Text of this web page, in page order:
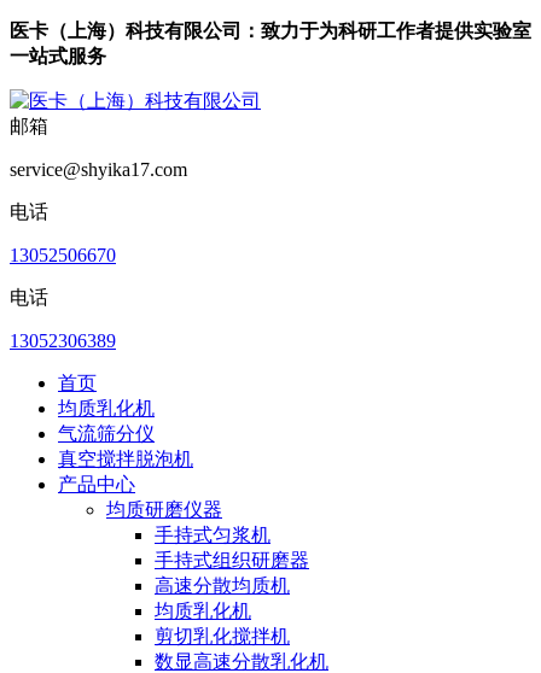
医卡（上海）科技有限公司：致力于为科研工作者提供实验室
一站式服务
邮箱
service@shyika17.com
电话
13052506670
电话
13052306389
首页
均质乳化机
气流筛分仪
真空搅拌脱泡机
产品中心
均质研磨仪器
手持式匀浆机
手持式组织研磨器
高速分散均质机
均质乳化机
剪切乳化搅拌机
数显高速分散乳化机